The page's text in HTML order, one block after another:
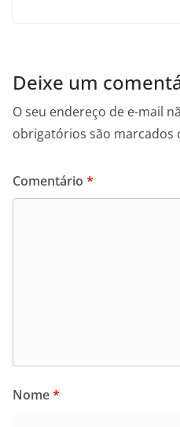
Deixe um
O seu endereço de e-mail
obrigatórios são marcados
Comentário *
Nome*